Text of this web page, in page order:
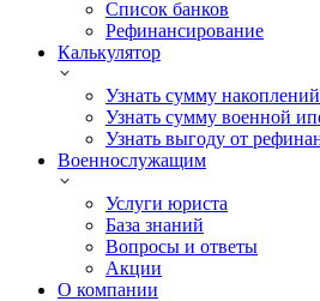
Список банков
Рефинансирование
Калькулятор
Узнать сумму накоплений
Узнать сумму военной
Узнать выгоду от
Военнослужащим
Услуги юриста
База знаний
Вопросы и ответы
Акции
О компании